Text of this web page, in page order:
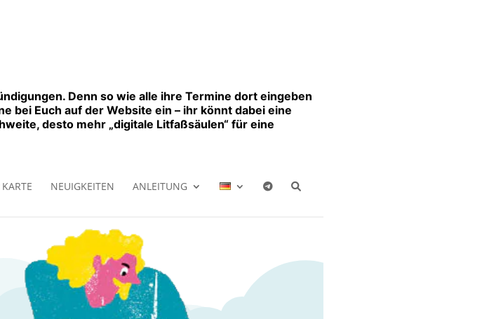
Denn so wie alle ihre Termine dort eingeben
bei Euch auf der Website ein – ihr könnt dabei eine
desto mehr „digitale Litfaßsäulen“ für eine